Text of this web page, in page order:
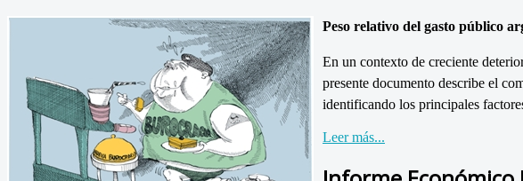
Peso relativo del gasto público
En un contexto de creciente
presente documento describe el
identificando los principales
Leer más...